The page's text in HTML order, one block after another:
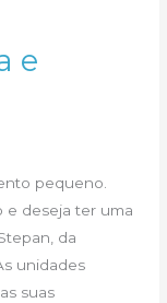
e
pequeno.
e deseja ter uma
da
unidades
suas